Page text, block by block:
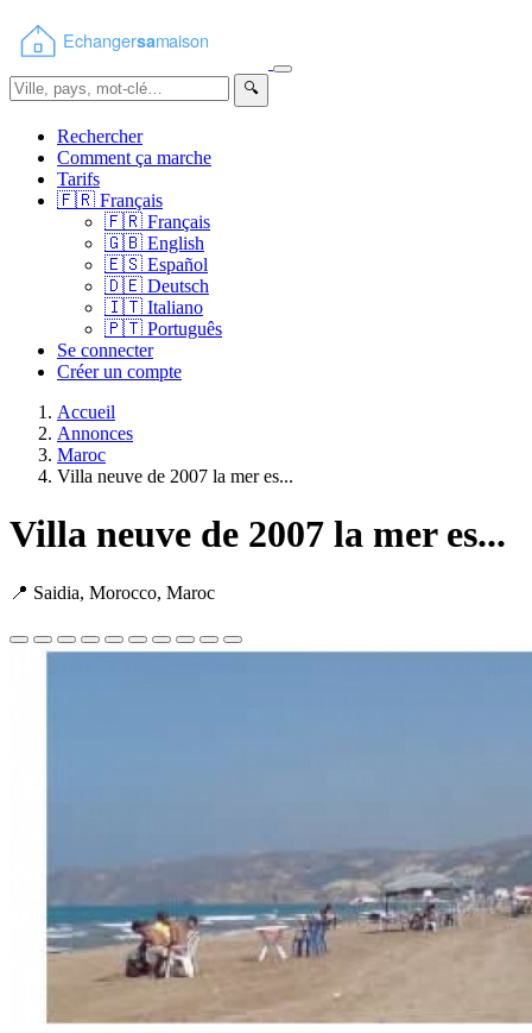
🔍
Rechercher
Comment ça marche
Tarifs
🇫🇷 Français
🇫🇷 Français
🇬🇧 English
🇪🇸 Español
🇩🇪 Deutsch
🇮🇹 Italiano
🇵🇹 Português
Se connecter
Créer un compte
Accueil
Annonces
Maroc
Villa neuve de 2007 la mer es...
Villa neuve de 2007 la mer es...
📍 Saidia, Morocco, Maroc